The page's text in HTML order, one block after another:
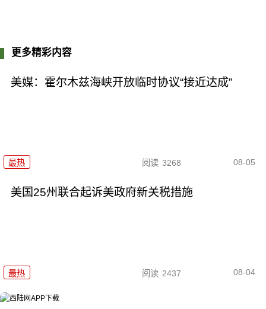
更多精彩内容
美媒：霍尔木兹海峡开放临时协议“接近达成”
最热 阅读 3268 08-05
美国25州联合起诉美政府新关税措施
最热 阅读 2437 08-04